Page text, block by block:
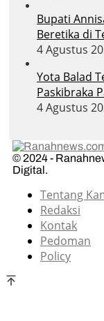
Bupati
Beretika di
4 Agustus
Yota Balad
Paskibraka
4 Agustus
© 2024 -
Digital.
Tentang
Redaksi
Kontak
Pedoman
Policy